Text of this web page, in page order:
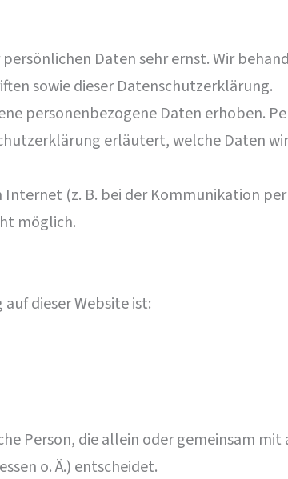
Daten sehr ernst. Wir
sowie dieser Datenschutzerklärung.
personenbezogene Daten erhoben.
erläutert, welche Daten
(z. B. bei der Kommunikation
möglich.
dieser Website ist:
Person, die allein oder gemeinsam
o. Ä.) entscheidet.